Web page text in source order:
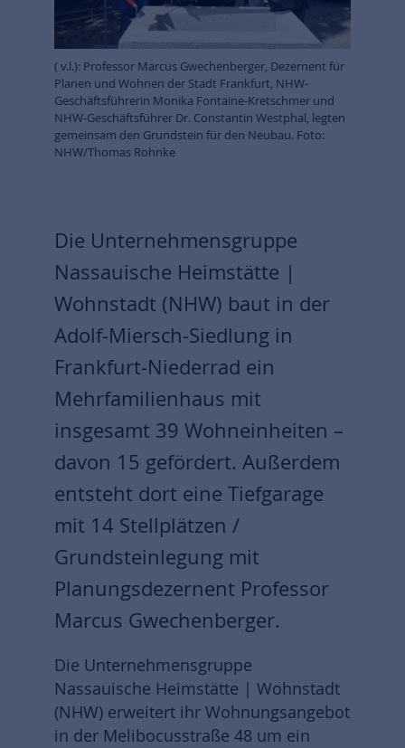
( v.l.): Professor Marcus Gwechenberger, Dezernent für
Planen und Wohnen der Stadt Frankfurt, NHW-
Geschäftsführerin Monika Fontaine-Kretschmer und
NHW-Geschäftsführer Dr. Constantin Westphal, legten
gemeinsam den Grundstein für den Neubau. Foto:
NHW/Thomas Rohnke
Die Unternehmensgruppe
Nassauische Heimstätte |
Wohnstadt (NHW) baut in der
Adolf-Miersch-Siedlung in
Frankfurt-Niederrad ein
Mehrfamilienhaus mit
insgesamt 39 Wohneinheiten –
davon 15 gefördert. Außerdem
entsteht dort eine Tiefgarage
mit 14 Stellplätzen /
Grundsteinlegung mit
Planungsdezernent Professor
Marcus Gwechenberger.
Die Unternehmensgruppe
Nassauische Heimstätte | Wohnstadt
(NHW) erweitert ihr Wohnungsangebot
in der Melibocusstraße 48 um ein